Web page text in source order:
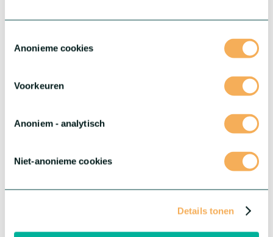
Anonieme cookies
Voorkeuren
Anoniem - analytisch
Niet-anonieme cookies
Details tonen
Deze serie biedt drie buitengewone variëteiten met elk hun